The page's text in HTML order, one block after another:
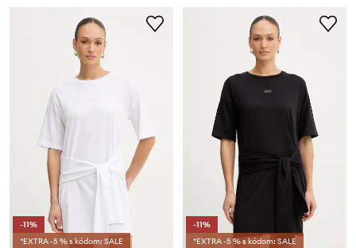
-11%
*EXTRA -5 % s kódom: SALE
-11%
*EXTRA -5 % s kódom: SALE